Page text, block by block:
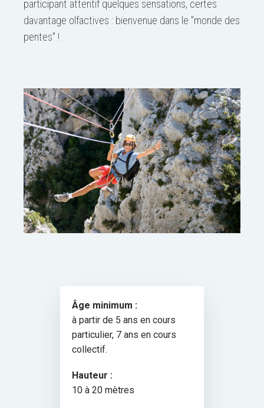
participant attentif quelques sensations, certes
davantage olfactives : bienvenue dans le "monde des
pentes" !
Âge minimum :
à partir de 5 ans en cours
particulier, 7 ans en cours
collectif.
Hauteur :
10 à 20 mètres